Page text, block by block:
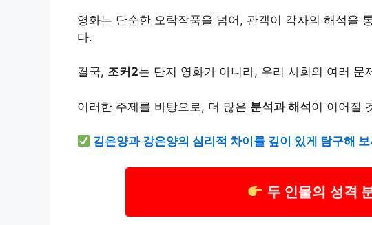
영화는 단순한 오락작품을 넘어, 관객이 각자의 해석을
다.
결국, 조커2는 단지 영화가 아니라, 우리 사회의 여러 문
이러한 주제를 바탕으로, 더 많은 분석과 해석이 이어질
김은양과 강은양의 심리적 차이를 깊이 있게 탐구해
두 인물의 성격